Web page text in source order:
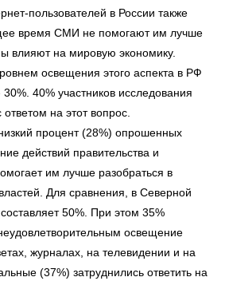
пользователей в России также
время СМИ не помогают им лучше
влияют на мировую экономику.
освещения этого аспекта в РФ
30%. 40% участников исследования
на этот вопрос.
процент (28%) опрошенных
действий правительства и
им лучше разобраться в
Для сравнения, в Северной
50%. При этом 35%
освещение
журналах, на телевидении и на
(37%) затруднились ответить на